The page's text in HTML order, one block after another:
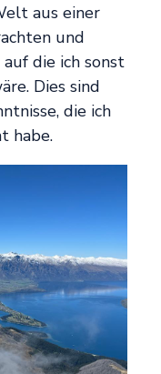
aus einer
und
die ich sonst
Dies sind
die ich
habe.